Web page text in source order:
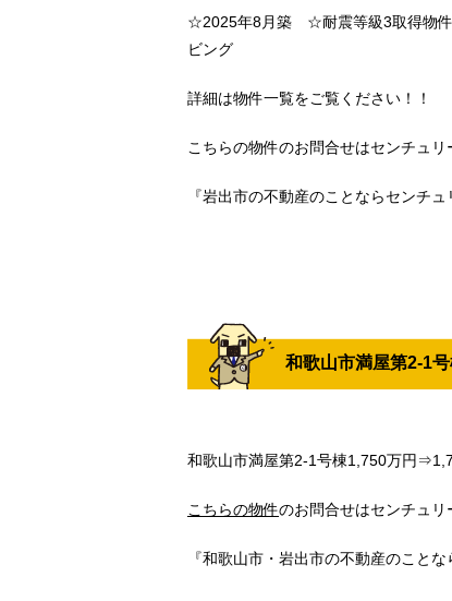
☆2025年8月築 ☆耐震等級3取得物
ビング
詳細は物件一覧をご覧ください！！
こちらの物件のお問合せはセンチュ
『岩出市の不動産のことならセンチ
和歌山市満屋第2-1
和歌山市満屋第2-1号棟1,750万円
こちらの物件のお問合せはセンチュ
『和歌山市・岩出市の不動産のこと